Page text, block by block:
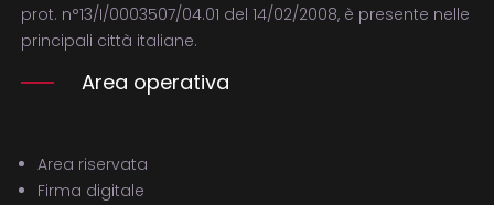
prot. n°13/I/0003507/04.01 del 14/02/2008, è presente nelle
principali città italiane.
Area operativa
Area riservata
Firma digitale